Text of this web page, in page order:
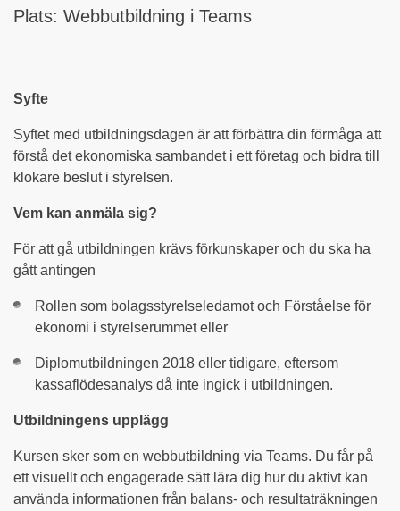
Plats: Webbutbildning i Teams
Syfte
Syftet med utbildningsdagen är att förbättra din förmåga att
förstå det ekonomiska sambandet i ett företag och bidra till
klokare beslut i styrelsen.
Vem kan anmäla sig?
För att gå utbildningen krävs förkunskaper och du ska ha
gått antingen
Rollen som bolagsstyrelseledamot och Förståelse för
ekonomi i styrelserummet eller
Diplomutbildningen 2018 eller tidigare, eftersom
kassaflödesanalys då inte ingick i utbildningen.
Utbildningens upplägg
Kursen sker som en webbutbildning via Teams. Du får på
ett visuellt och engagerade sätt lära dig hur du aktivt kan
använda informationen från balans- och resultaträkningen